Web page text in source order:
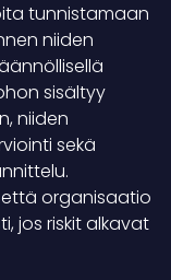
tunnistamaan
niiden
sisältyy
niiden
sekä
että organisaatio
jos riskit alkavat